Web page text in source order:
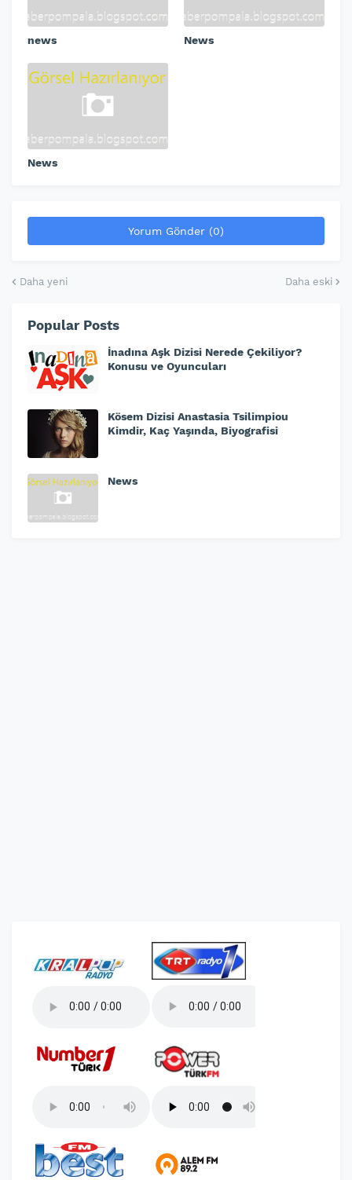
news News
News
Yorum Gönder (0)
Daha yeni Daha eski
Popular Posts
İnadına Aşk Dizisi Nerede Çekiliyor?
Konusu ve Oyuncuları
Kösem Dizisi Anastasia Tsilimpiou
Kimdir, Kaç Yaşında, Biyografisi
News